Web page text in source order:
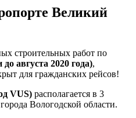
Великий
строительных работ по
августа 2020 года),
для гражданских рейсов!
VUS) располагается в 3
Вологодской области.